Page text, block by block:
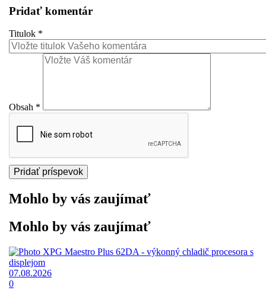
Pridať komentár
Titulok *
Obsah *
Mohlo by vás zaujímať
Mohlo by vás zaujímať
07.08.2026
0